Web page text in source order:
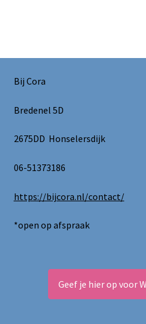
Bij Cora
Bredenel 5D
2675DD Honselersdijk
06-51373186
https://bijcora.nl/contact/
*open op afspraak
Geef je hier op voor